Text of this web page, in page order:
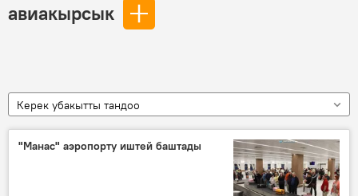
авиакырсык
Керек убакытты тандоо
"Манас" аэропорту иштей баштады